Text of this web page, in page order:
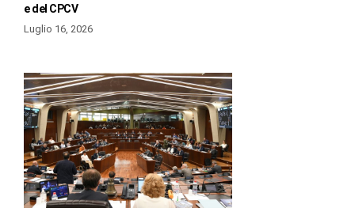
e del CPCV
Luglio 16, 2026